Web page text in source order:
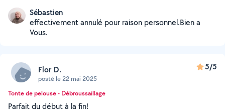
Sébastien
effectivement annulé pour raison personnel.Bien a
Vous.
Flor D.
posté le 22 mai 2025
5/5
Tonte de pelouse - Débroussaillage
Parfait du début à la fin!